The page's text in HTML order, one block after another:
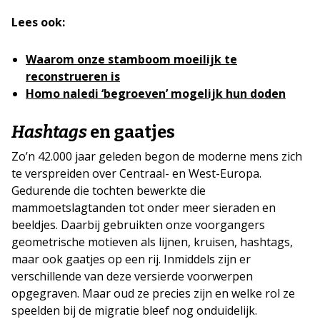
Lees ook:
Waarom onze stamboom moeilijk te
reconstrueren is
Homo naledi ‘begroeven’ mogelijk hun doden
Hashtagsen gaatjes
Zo’n 42.000 jaar geleden begon de moderne mens zich
te verspreiden over Centraal- en West-Europa.
Gedurende die tochten bewerkte die
mammoetslagtanden tot onder meer sieraden en
beeldjes. Daarbij gebruikten onze voorgangers
geometrische motieven als lijnen, kruisen, hashtags,
maar ook gaatjes op een rij. Inmiddels zijn er
verschillende van deze versierde voorwerpen
opgegraven. Maar oud ze precies zijn en welke rol ze
speelden bij de migratie bleef nog onduidelijk.